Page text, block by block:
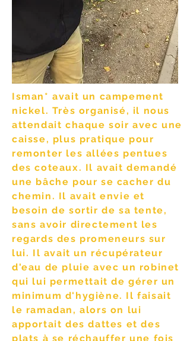
Isman* avait un campement
nickel. Très organisé, il nous
attendait chaque soir avec une
caisse, plus pratique pour
remonter les allées pentues
des coteaux. Il avait demandé
une bâche pour se cacher du
chemin. Il avait envie et
besoin de sortir de sa tente,
sans avoir directement les
regards des promeneurs sur
lui. Il avait un récupérateur
d'eau de pluie avec un robinet
qui lui permettait de gérer un
minimum d'hygiène. Il faisait
le ramadan, alors on lui
apportait des dattes et des
plats à se réchauffer une fois